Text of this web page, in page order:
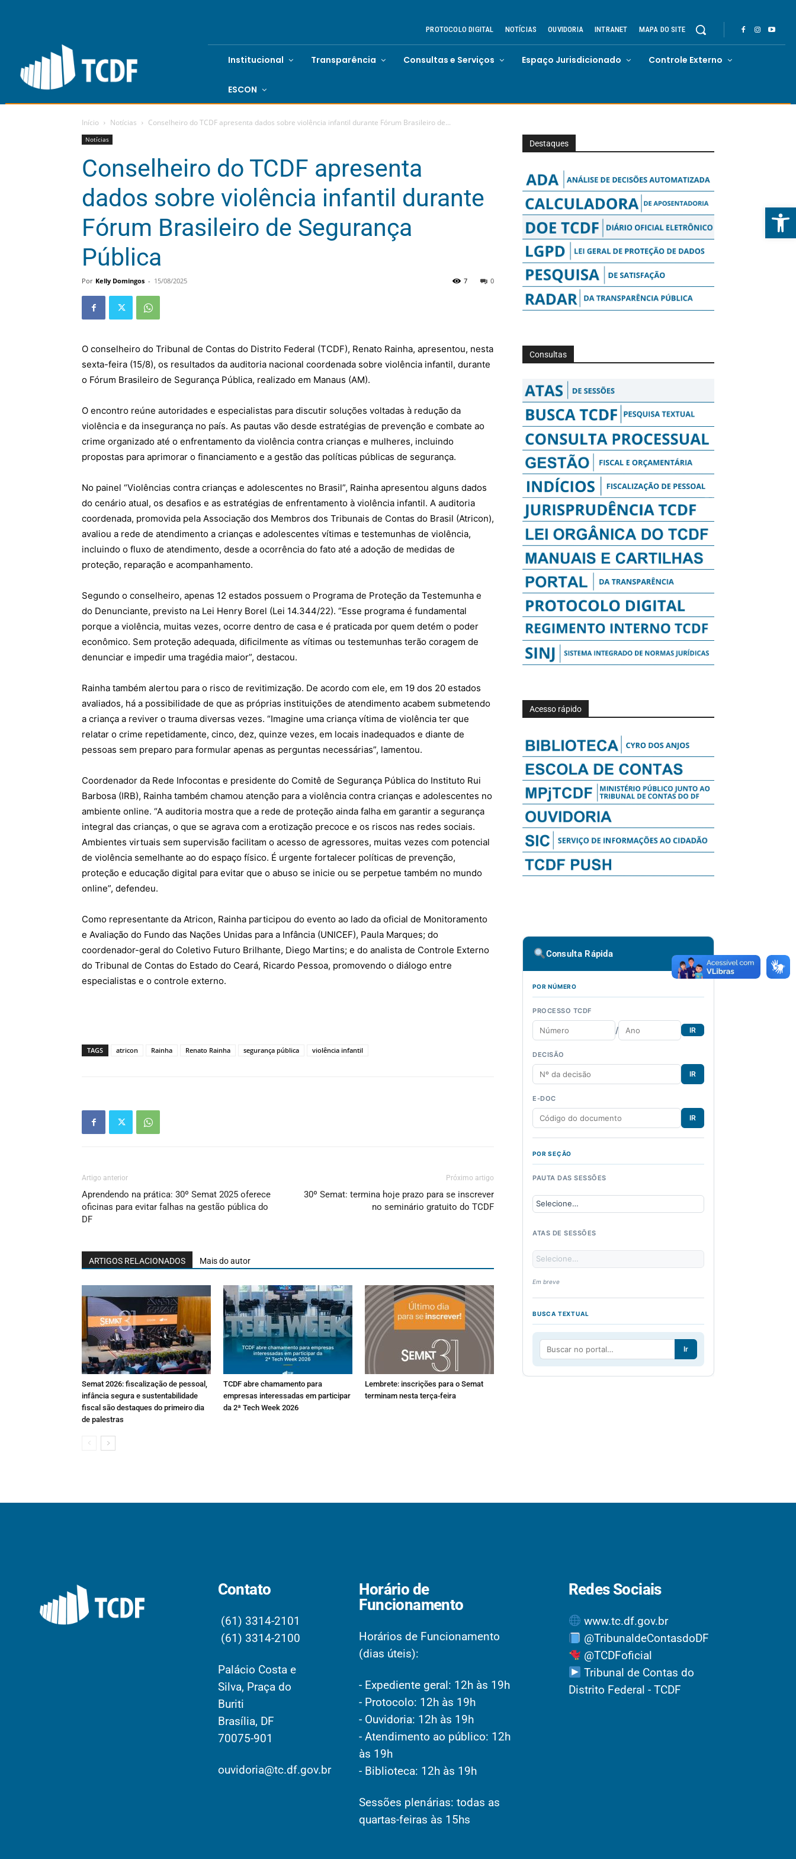
Abrir
PROTOCOLO DIGITAL NOTÍCIAS OUVIDORIA INTRANET MAPA DO SITE
Institucional Transparência Consultas e Serviços Espaço Jurisdicionado Controle Externo
ESCON
Início Notícias Conselheiro do TCDF apresenta dados sobre violência infantil durante Fórum Brasileiro de...
Notícias
Conselheiro do TCDF apresenta
dados sobre violência infantil durante
Fórum Brasileiro de Segurança
Pública
Por Kelly Domingos - 15/08/2025 0
7
O conselheiro do Tribunal de Contas do Distrito Federal (TCDF), Renato Rainha, apresentou, nesta
sexta-feira (15/8), os resultados da auditoria nacional coordenada sobre violência infantil, durante
o Fórum Brasileiro de Segurança Pública, realizado em Manaus (AM).
O encontro reúne autoridades e especialistas para discutir soluções voltadas à redução da
violência e da insegurança no país. As pautas vão desde estratégias de prevenção e combate ao
crime organizado até o enfrentamento da violência contra crianças e mulheres, incluindo
propostas para aprimorar o financiamento e a gestão das políticas públicas de segurança.
No painel “Violências contra crianças e adolescentes no Brasil”, Rainha apresentou alguns dados
do cenário atual, os desafios e as estratégias de enfrentamento à violência infantil. A auditoria
coordenada, promovida pela Associação dos Membros dos Tribunais de Contas do Brasil (Atricon),
avaliou a rede de atendimento a crianças e adolescentes vítimas e testemunhas de violência,
incluindo o fluxo de atendimento, desde a ocorrência do fato até a adoção de medidas de
proteção, reparação e acompanhamento.
Segundo o conselheiro, apenas 12 estados possuem o Programa de Proteção da Testemunha e
do Denunciante, previsto na Lei Henry Borel (Lei 14.344/22). “Esse programa é fundamental
porque a violência, muitas vezes, ocorre dentro de casa e é praticada por quem detém o poder
econômico. Sem proteção adequada, dificilmente as vítimas ou testemunhas terão coragem de
denunciar e impedir uma tragédia maior”, destacou.
Rainha também alertou para o risco de revitimização. De acordo com ele, em 19 dos 20 estados
avaliados, há a possibilidade de que as próprias instituições de atendimento acabem submetendo
a criança a reviver o trauma diversas vezes. “Imagine uma criança vítima de violência ter que
relatar o crime repetidamente, cinco, dez, quinze vezes, em locais inadequados e diante de
pessoas sem preparo para formular apenas as perguntas necessárias”, lamentou.
Coordenador da Rede Infocontas e presidente do Comitê de Segurança Pública do Instituto Rui
Barbosa (IRB), Rainha também chamou atenção para a violência contra crianças e adolescentes no
ambiente online. “A auditoria mostra que a rede de proteção ainda falha em garantir a segurança
integral das crianças, o que se agrava com a erotização precoce e os riscos nas redes sociais.
Ambientes virtuais sem supervisão facilitam o acesso de agressores, muitas vezes com potencial
de violência semelhante ao do espaço físico. É urgente fortalecer políticas de prevenção,
proteção e educação digital para evitar que o abuso se inicie ou se perpetue também no mundo
online”, defendeu.
Como representante da Atricon, Rainha participou do evento ao lado da oficial de Monitoramento
e Avaliação do Fundo das Nações Unidas para a Infância (UNICEF), Paula Marques; do
coordenador-geral do Coletivo Futuro Brilhante, Diego Martins; e do analista de Controle Externo
do Tribunal de Contas do Estado do Ceará, Ricardo Pessoa, promovendo o diálogo entre
especialistas e o controle externo.
TAGS atricon Rainha Renato Rainha segurança pública violência infantil
Artigo anterior
Aprendendo na prática: 30º Semat 2025 oferece
oficinas para evitar falhas na gestão pública do
DF
Próximo artigo
30º Semat: termina hoje prazo para se inscrever
no seminário gratuito do TCDF
ARTIGOS RELACIONADOS Mais do autor
Semat 2026: fiscalização de pessoal,
infância segura e sustentabilidade
fiscal são destaques do primeiro dia
de palestras
TCDF abre chamamento para
empresas interessadas em participar
da 2ª Tech Week 2026
Lembrete: inscrições para o Semat
terminam nesta terça-feira
Destaques
Consultas
Acesso rápido
Consulta Rápida
POR NÚMERO
PROCESSO TCDF
/ IR
DECISÃO
IR
E-DOC
IR
POR SEÇÃO
PAUTA DAS SESSÕES
ATAS DE SESSÕES
Em breve
BUSCA TEXTUAL
Ir
Contato
(61) 3314-2101
(61) 3314-2100
Palácio Costa e
Silva, Praça do
Buriti
Brasília, DF
70075-901
ouvidoria@tc.df.gov.br
Horário de
Funcionamento
Horários de Funcionamento
(dias úteis):
- Expediente geral: 12h às 19h
- Protocolo: 12h às 19h
- Ouvidoria: 12h às 19h
- Atendimento ao público: 12h
às 19h
- Biblioteca: 12h às 19h
Sessões plenárias: todas as
quartas-feiras às 15hs
Redes Sociais
www.tc.df.gov.br
@TribunaldeContasdoDF
@TCDFoficial
Tribunal de Contas do
Distrito Federal - TCDF